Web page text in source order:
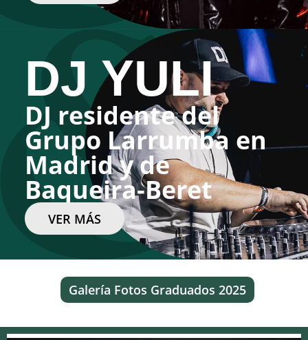
DJ YULI
DJ residente del
Grupo Larrumba en
Madrid y de
Baqueira-Beret
VER MÁS
Galería Fotos Graduados 2025